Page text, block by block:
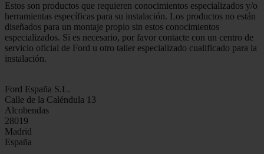
Estos son productos que requieren conocimientos especializados y/o
herramientas específicas para su instalación. Los productos no están
diseñados para un montaje propio sin estos conocimientos
especializados. Si es necesario, por favor contacte con un centro de
servicio oficial de Ford u otro taller especializado cualificado para la
instalación.
Ford España S.L.
Calle de la Caléndula 13
Alcobendas
28019
Madrid
España